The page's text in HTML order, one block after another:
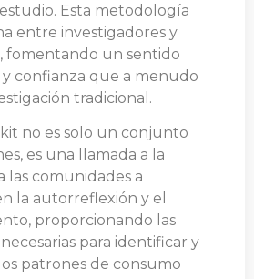
Esta metodología
entre investigadores y
fomentando un sentido
confianza que a menudo
tradicional.
no es solo un conjunto
es una llamada a la
las comunidades a
la autorreflexión y el
proporcionando las
para identificar y
patrones de consumo